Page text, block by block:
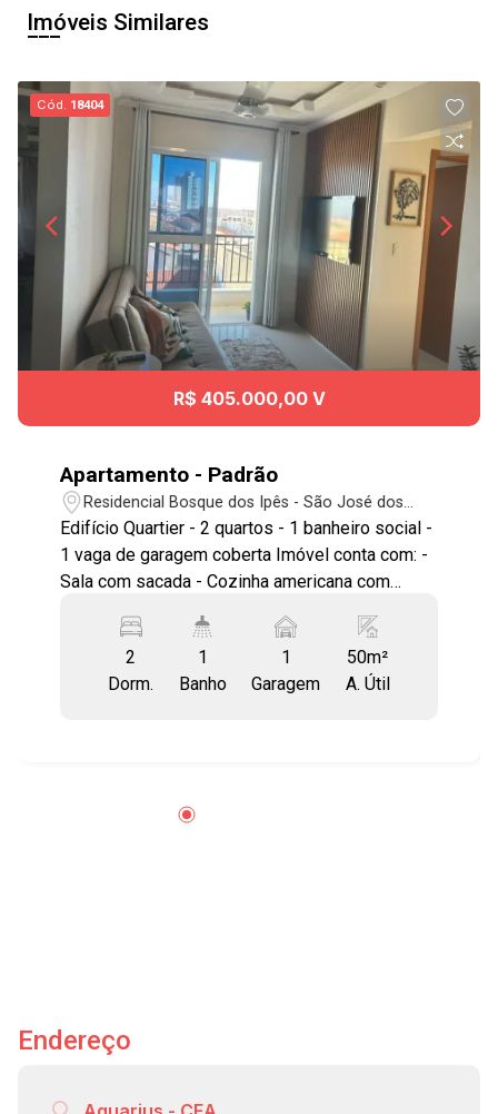
Imóveis Similares
Cód. 18404
R$ 405.000,00 V
Apartamento - Padrão
Residencial Bosque dos Ipês - São José dos
Campos/SP
Edifício Quartier - 2 quartos - 1 banheiro social -
1 vaga de garagem coberta Imóvel conta com: -
Sala com sacada - Cozinha americana com
planejados - Portão automático - Sol da manhã -
Vagas para Visitantes Estuda permuta por
terreno no Bosque dos Ipês. Localização
2
Dorm.
1
Banho
1
Garagem
50m²
A. Útil
Endereço